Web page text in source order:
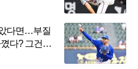
다면…부질
다? 그건